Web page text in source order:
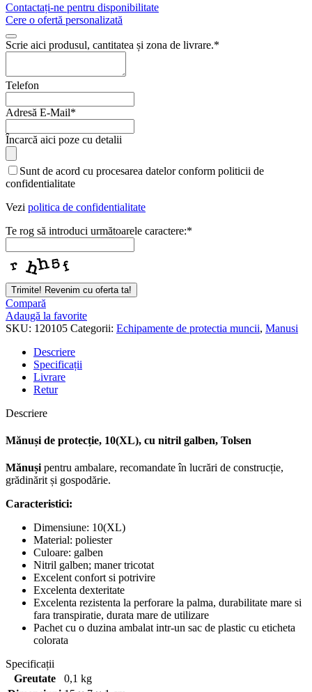
Contactați-ne pentru disponibilitate
Cere o ofertă personalizată
Scrie aici produsul, cantitatea și zona de livrare.*
Telefon
Adresă E-Mail*
Încarcă aici poze cu detalii
Sunt de acord cu procesarea datelor conform politicii de
confidentialitate
Vezi politica de confidentialitate
Te rog să introduci următoarele caractere:*
Trimite! Revenim cu oferta ta!
Your
Website *
Compară
Adaugă la favorite
SKU: 120105 Categorii: Echipamente de protectia muncii, Manusi
Descriere
Specificații
Livrare
Retur
Descriere
Mănuși de protecție, 10(XL), cu nitril galben, Tolsen
Mănușipentru ambalare, recomandate în lucrări de construcție,
grădinărit și gospodărie.
Caracteristici:
Dimensiune: 10(XL)
Material: poliester
Culoare: galben
Nitril galben; maner tricotat
Excelent confort si potrivire
Excelenta dexteritate
Excelenta rezistenta la perforare la palma, durabilitate mare si
fara transpiratie, durata mare de utilizare
Pachet cu o duzina ambalat intr-un sac de plastic cu eticheta
colorata
Specificații
Greutate
0,1 kg